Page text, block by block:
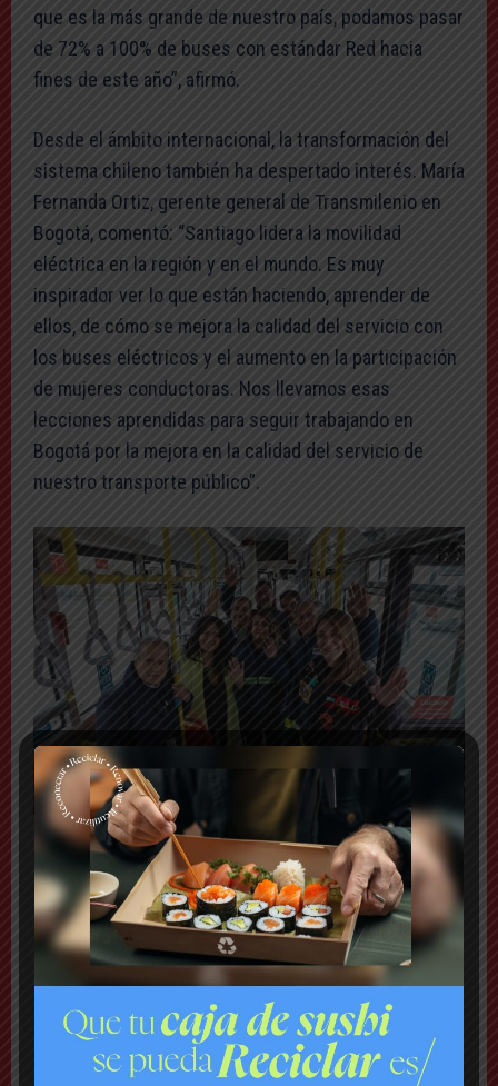
que es la más grande de nuestro país, podamos pasar
de 72% a 100% de buses con estándar Red hacia
fines de este año”, afirmó.
Desde el ámbito internacional, la transformación del
sistema chileno también ha despertado interés. María
Fernanda Ortiz, gerente general de Transmilenio en
Bogotá, comentó: “Santiago lidera la movilidad
eléctrica en la región y en el mundo. Es muy
inspirador ver lo que están haciendo, aprender de
ellos, de cómo se mejora la calidad del servicio con
los buses eléctricos y el aumento en la participación
de mujeres conductoras. Nos llevamos esas
lecciones aprendidas para seguir trabajando en
Bogotá por la mejora en la calidad del servicio de
nuestro transporte público”.
Actualmente, el sistema RED cuenta con 2.684 buses
eléctricos en operación —equivalente al 38% de la
flota total— y se espera que esa cifra crezca a 4.400
unidades. Con ello, dos de cada tres buses que
circulen por Santiago serán eléctricos, lo que además
permitirá reducir la antigüedad promedio de las
máquinas, que pasará de seis a tres años.